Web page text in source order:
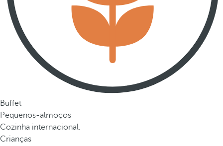
Buffet
Pequenos-almoços
Cozinha internacional.
Crianças